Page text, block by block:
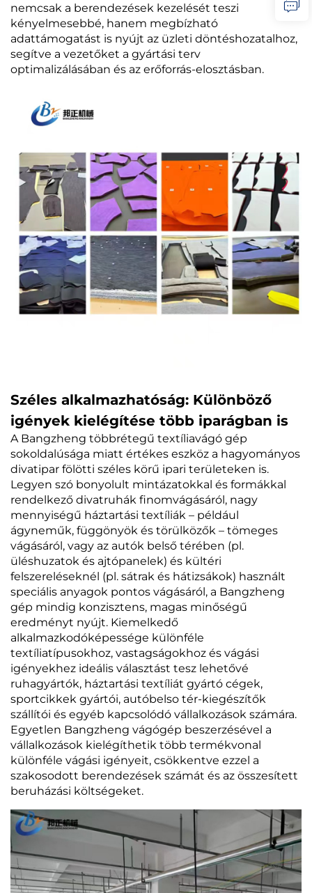
nemcsak a berendezések kezelését teszi
kényelmesebbé, hanem megbízható
adattámogatást is nyújt az üzleti döntéshozatalhoz,
segítve a vezetőket a gyártási terv
optimalizálásában és az erőforrás-elosztásban.
Széles alkalmazhatóság: Különböző
igények kielégítése több iparágban is
A Bangzheng többrétegű textíliavágó gép
sokoldalúsága miatt értékes eszköz a hagyományos
divatipar fölötti széles körű ipari területeken is.
Legyen szó bonyolult mintázatokkal és formákkal
rendelkező divatruhák finomvágásáról, nagy
mennyiségű háztartási textíliák – például
ágyneműk, függönyök és törülközők – tömeges
vágásáról, vagy az autók belső térében (pl.
üléshuzatok és ajtópanelek) és kültéri
felszereléseknél (pl. sátrak és hátizsákok) használt
speciális anyagok pontos vágásáról, a Bangzheng
gép mindig konzisztens, magas minőségű
eredményt nyújt. Kiemelkedő
alkalmazkodóképessége különféle
textíliatípusokhoz, vastagságokhoz és vágási
igényekhez ideális választást tesz lehetővé
ruhagyártók, háztartási textíliát gyártó cégek,
sportcikkek gyártói, autóbelso tér-kiegészítők
szállítói és egyéb kapcsolódó vállalkozások számára.
Egyetlen Bangzheng vágógép beszerzésével a
vállalkozások kielégíthetik több termékvonal
különféle vágási igényeit, csökkentve ezzel a
szakosodott berendezések számát és az összesített
beruházási költségeket.